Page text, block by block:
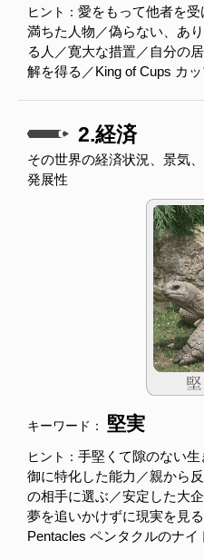
ヒント： 愛をもって他者を
満ちた人物／偽らない、あ
る人／寛大な措置／自分の
解を得る／King of Cups カ
2.経済
その世界の経済状況、景気
発展性
キーワード： 堅実
ヒント： 手堅くて隙のない
御に特化した能力／親から
の相手に選ぶ／安定した大
夢を追いかけずに現実を見
Pentacles ペンタクルのナイ